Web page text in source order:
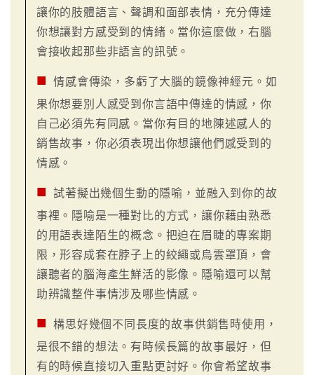
讓你的肢體語言、聲調和面部表情，充分傳達
你想讓對方感受到的情緒。當你這麼做，右腦
會接收起那些非語言的訊號。
■情感會傳染，多虧了大腦的鏡像神經元。如
果你想要別人感受到你言語中傳達的情感，你
自己必須先有同感。當你有目的地陳述感人的
銷售故事，你必須表現出你想讓他們感受到的
情感。
■試著擬出幾個生動的隱喻，並融入到你的故
事裡。隱喻是一種對比的方式，讓你藉由熟悉
的用語表達陌生的概念。把迫在眉睫的專案期
限，形容成套在脖子上的絞繩或烏雲罩頂，會
讓聽者的腦海產生鮮活的影像。隱喻還可以幫
助辨識整件事情涉及哪些情感。
■構思好幾個不同長度的故事供銷售時使用，
是很不錯的想法。有時候長篇的故事最好，但
有的時候直接切入重點更討好。你會希望故事